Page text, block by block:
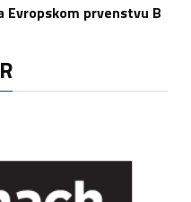
Evropskom prvenstvu B